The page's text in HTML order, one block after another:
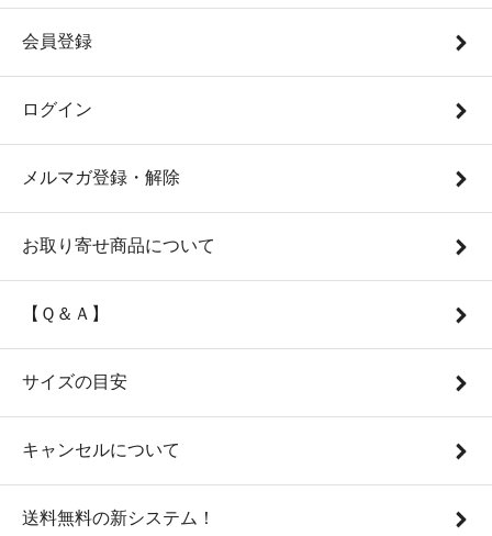
会員登録
ログイン
メルマガ登録・解除
お取り寄せ商品について
【Ｑ＆Ａ】
サイズの目安
キャンセルについて
送料無料の新システム！